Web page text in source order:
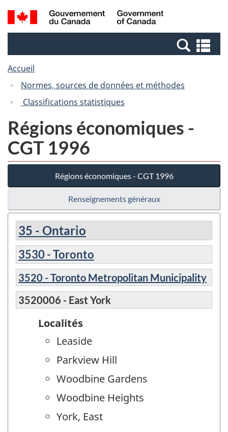
Passer
au
Passer
à
Canada
Recherche
et
et
Accueil
Normes, sources de données et méthodes
Classifications statistiques
Régions économiques -
CGT 1996
Régions économiques - CGT 1996
Renseignements généraux
35 - Ontario
3530 - Toronto
3520 - Toronto Metropolitan Municipality
3520006 - East York
Localités
Leaside
Parkview Hill
Woodbine Gardens
Woodbine Heights
York, East